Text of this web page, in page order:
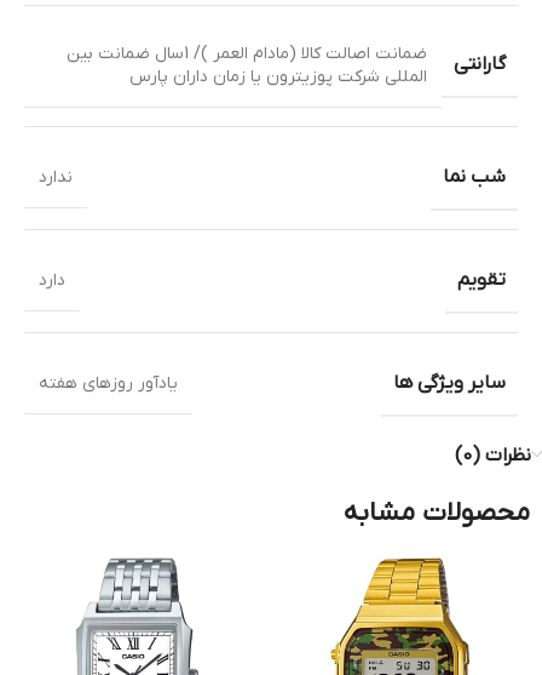
گارانتی
ضمانت اصالت کالا (مادام العمر )/ 1سال ضمانت بین
المللی شرکت پوزیترون یا زمان داران پارس
شب نما ندارد
تقویم دارد
سایر ویژگی ها یادآور روزهای هفته
نظرات (0)
محصولات مشابه